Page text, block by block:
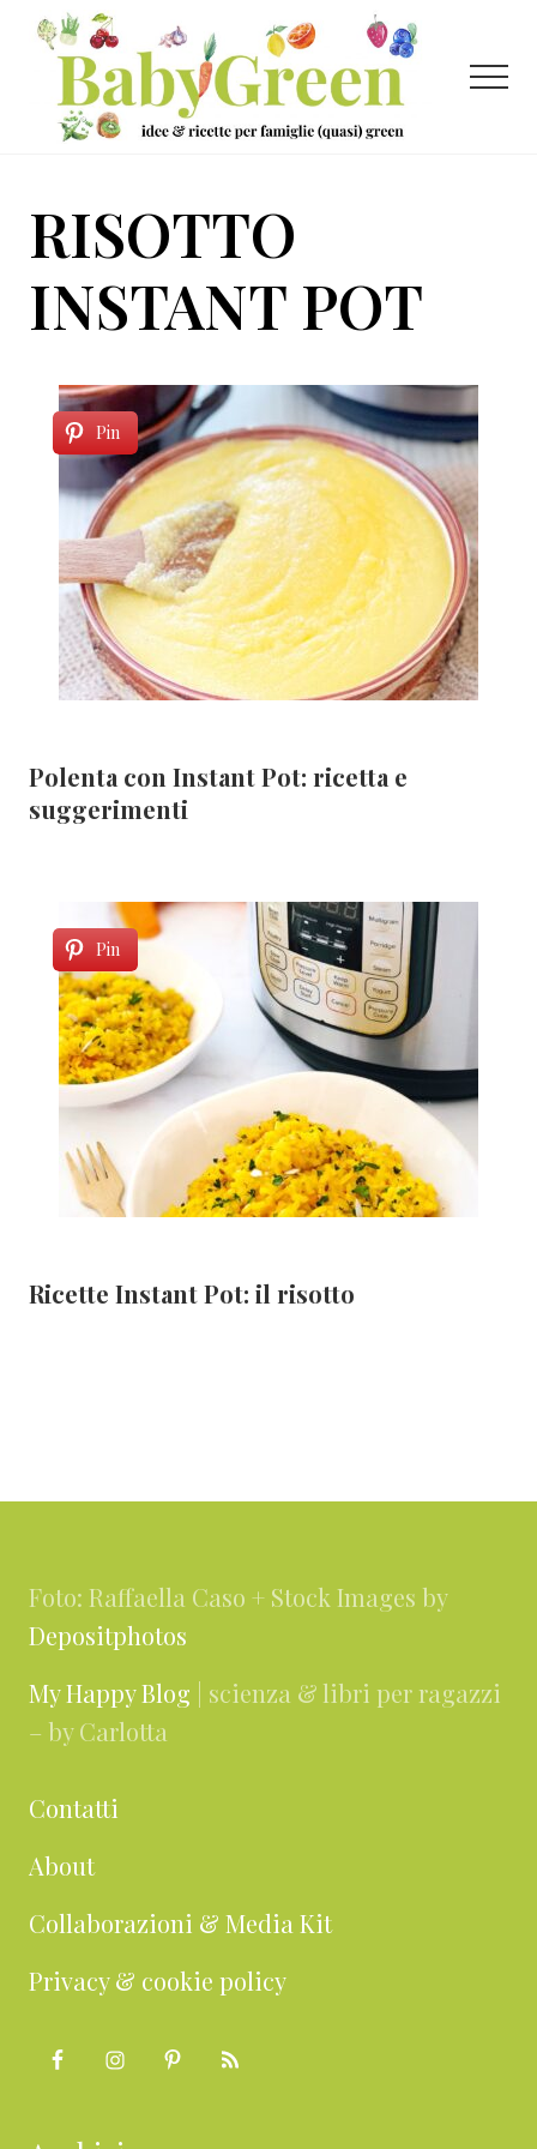
Menu
Passa
contenuto
principale
Passa
ricette
per
famiglie
green
Menu
RISOTTO
INSTANT POT
Pin
Polenta con Instant Pot: ricetta e
suggerimenti
Pin
Ricette Instant Pot: il risotto
Foto: Raffaella Caso + Stock Images by
Depositphotos
My Happy Blog | scienza & libri per ragazzi
– by Carlotta
Contatti
About
Collaborazioni & Media Kit
Privacy & cookie policy